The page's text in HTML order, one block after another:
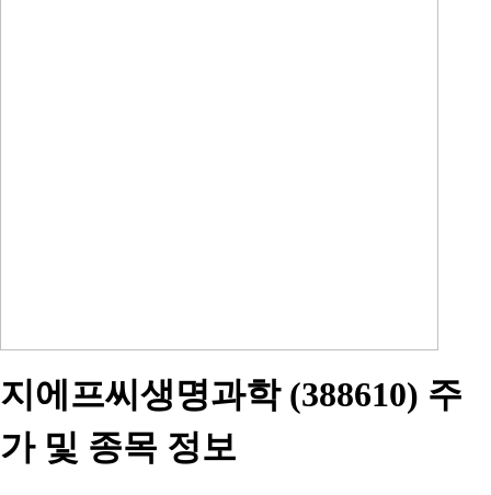
지에프씨생명과학 (388610) 주
가 및 종목 정보